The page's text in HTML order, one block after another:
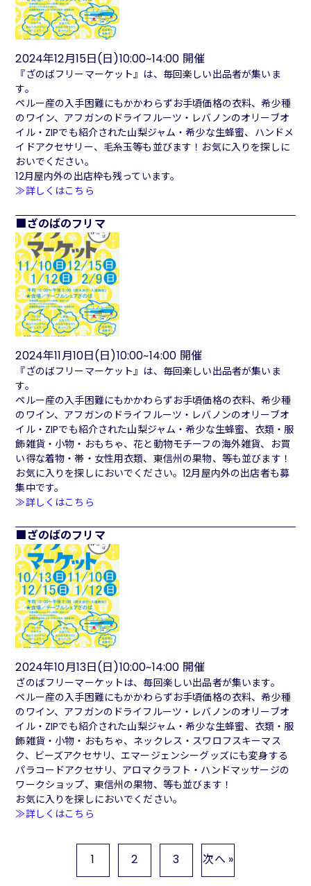
2024年12月15日(日)10:00~14:00 開催
『ざのばフリーマーケット』は、毎回楽しい出品者が集いま
す。
ペルー産の入手困難にもかかわらずお手頃価格の衣料、希少種
のワイン、アフガンのドライフルーツ・レバノンのオリーブオ
イル・ZIPでも紹介された山梨ジャム・希少な生蜂蜜、ハンドメ
イドアクセサリー、毛糸玉等も並びます！お気に入りを探しに
おいでください。
12月屋内外の出店枠も残っています。
≫詳しくはこちら
ざのばのフリマ
2024年11月10日(日)10:00~14:00 開催
『ざのばフリーマーケット』は、毎回楽しい出品者が集いま
す。
ペルー産の入手困難にもかかわらずお手頃価格の衣料、希少種
のワイン、アフガンのドライフルーツ・レバノンのオリーブオ
イル・ZIPでも紹介された山梨ジャム・希少な生蜂蜜、衣類・服
飾雑貨・小物・おもちゃ、花と動物モチーフの海外雑貨、お買
い得な着物・帯・女性用衣類、東信州の果物、等も並びます！
お気に入りを探しにおいでください。12月屋内外の出店者も募
集中です。
≫詳しくはこちら
ざのばのフリマ
2024年10月13日(日)10:00~14:00 開催
ざのばフリーマーケットは、毎回楽しい出品者が集います。
ペルー産の入手困難にもかかわらずお手頃価格の衣料、希少種
のワイン、アフガンのドライフルーツ・レバノンのオリーブオ
イル・ZIPでも紹介された山梨ジャム・希少な生蜂蜜、衣類・服
飾雑貨・小物・おもちゃ、ネックレス・スワロフスキーマス
ク、ビーズアクセサリ、エマージェンシーグッズにも変身する
パラコードアクセサリ、アロマクラフト・ハンドマッサージの
ワークショップ、東信州の果物、等も並びます！
お気に入りを探しにおいでください。
≫詳しくはこちら
1 2 3 次へ »